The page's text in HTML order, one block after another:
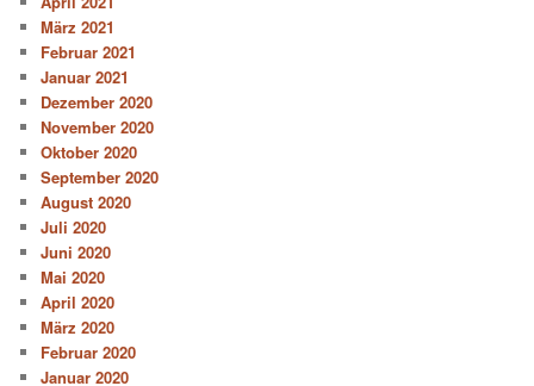
März 2021
Februar 2021
Januar 2021
Dezember 2020
November 2020
Oktober 2020
September 2020
August 2020
Juli 2020
Juni 2020
Mai 2020
April 2020
März 2020
Februar 2020
Januar 2020